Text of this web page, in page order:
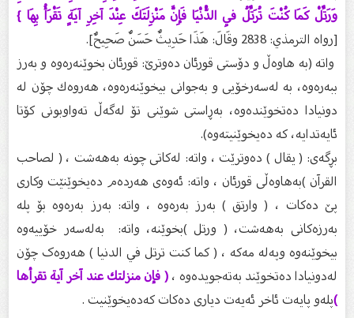
وَرَتِّلْ كَمَا كُنْتَ تُرَتِّلُ فِي الدُّنْيَا فَإِنَّ مَنْزِلَتَكَ عِنْدَ آخِرِ آيَةٍ تَقْرَأُ بِهَا }
[رواه الترمذي: 2838 وقَالَ: هَذَا حَدِيثٌ حَسَنٌ صَحِيحٌ].
واتە (بە هاوەڵ و دۆستى قورئان دەوترێ: قورئان بخوێنەرەوە و بەرز
ببەرەوە، بە لەسەرخۆیی و بەجوانى بیخوێنەرەوە، هەروەك چۆن لە
دونیادا دەتخوێندەوە، بەڕاستى شوێنى تۆ لەگەڵ تەواوبونى كۆتا
ئایەتدایە، كە دەیخوێنیتەوە).
بڕگەی: ( يقال ) دەوترێت ، واتە: لەکاتی چونە بەهەشت ، ( لصاحب
القرآن )بەهاوەڵی قورئان ، واتە: ئەوەی هەردەم دەیخوێنێت وکاری
پێ دەکات ، ( وارتق ) بەرز بەرەوە ، واتە: بەرز بەرەوە بۆ پلە
بەرزەکانی بەهەشت، ( ورتل )بخوێنە، واتە: بەلەسەر خۆییەوە
بیخوێنەوە وپەله مەکە ، ( كما كنت ترتل في الدنيا ) هەروەک چۆن
لەدونیادا دەتخوێند بەتەجویدەوە ، ( فإن منزلتك عند آخر آية تقرأها
پلەو پایەت ئاخر ئەیەت دیاری دەکات کەدەیخوێنیت .